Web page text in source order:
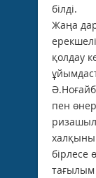
білді.
Жаңа
қолдау
пен
бірлесе
тағылым